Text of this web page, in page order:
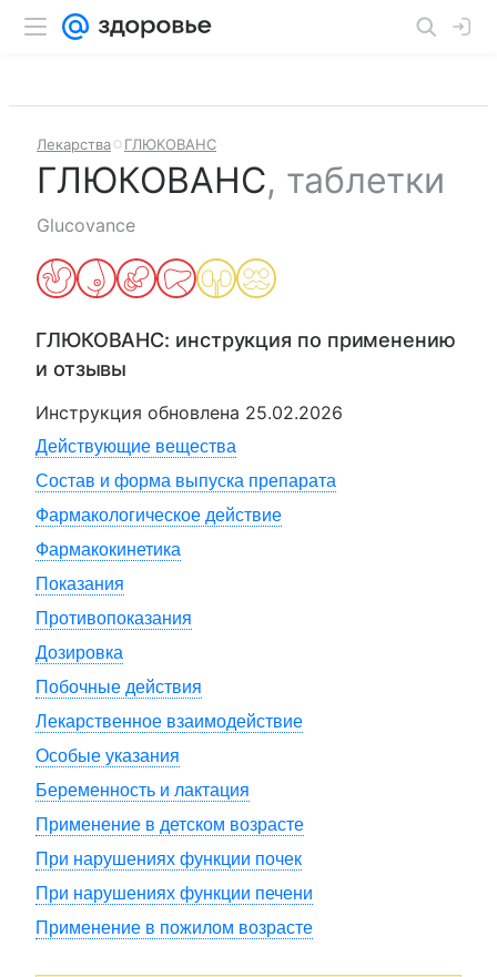
Лекарства ГЛЮКОВАНС
ГЛЮКОВАНС, таблетки
Glucovance
ГЛЮКОВАНС: инструкция по применению
и отзывы
Инструкция обновлена 25.02.2026
Действующие вещества
Состав и форма выпуска препарата
Фармакологическое действие
Фармакокинетика
Показания
Противопоказания
Дозировка
Побочные действия
Лекарственное взаимодействие
Особые указания
Беременность и лактация
Применение в детском возрасте
При нарушениях функции почек
При нарушениях функции печени
Применение в пожилом возрасте